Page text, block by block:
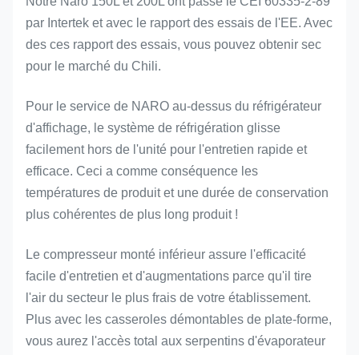
par Intertek et avec le rapport des essais de l'EE. Avec
des ces rapport des essais, vous pouvez obtenir sec
pour le marché du Chili.
Pour le service de NARO au-dessus du réfrigérateur
d'affichage, le système de réfrigération glisse
facilement hors de l'unité pour l'entretien rapide et
efficace. Ceci a comme conséquence les
températures de produit et une durée de conservation
plus cohérentes de plus long produit !
Le compresseur monté inférieur assure l'efficacité
facile d'entretien et d'augmentations parce qu'il tire
l'air du secteur le plus frais de votre établissement.
Plus avec les casseroles démontables de plate-forme,
vous aurez l'accès total aux serpentins d'évaporateur